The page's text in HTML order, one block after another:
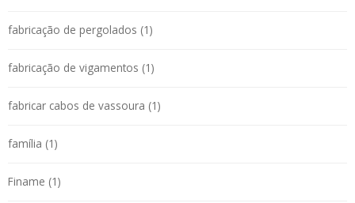
fabricação de pergolados (1)
fabricação de vigamentos (1)
fabricar cabos de vassoura (1)
família (1)
Finame (1)